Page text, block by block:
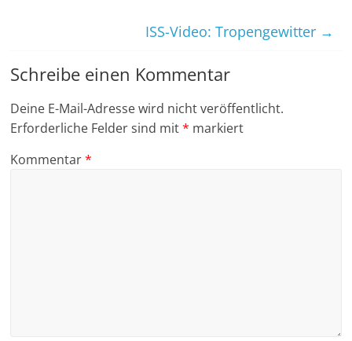
ISS-Video: Tropengewitter →
Schreibe einen Kommentar
Deine E-Mail-Adresse wird nicht veröffentlicht.
Erforderliche Felder sind mit* markiert
Kommentar*